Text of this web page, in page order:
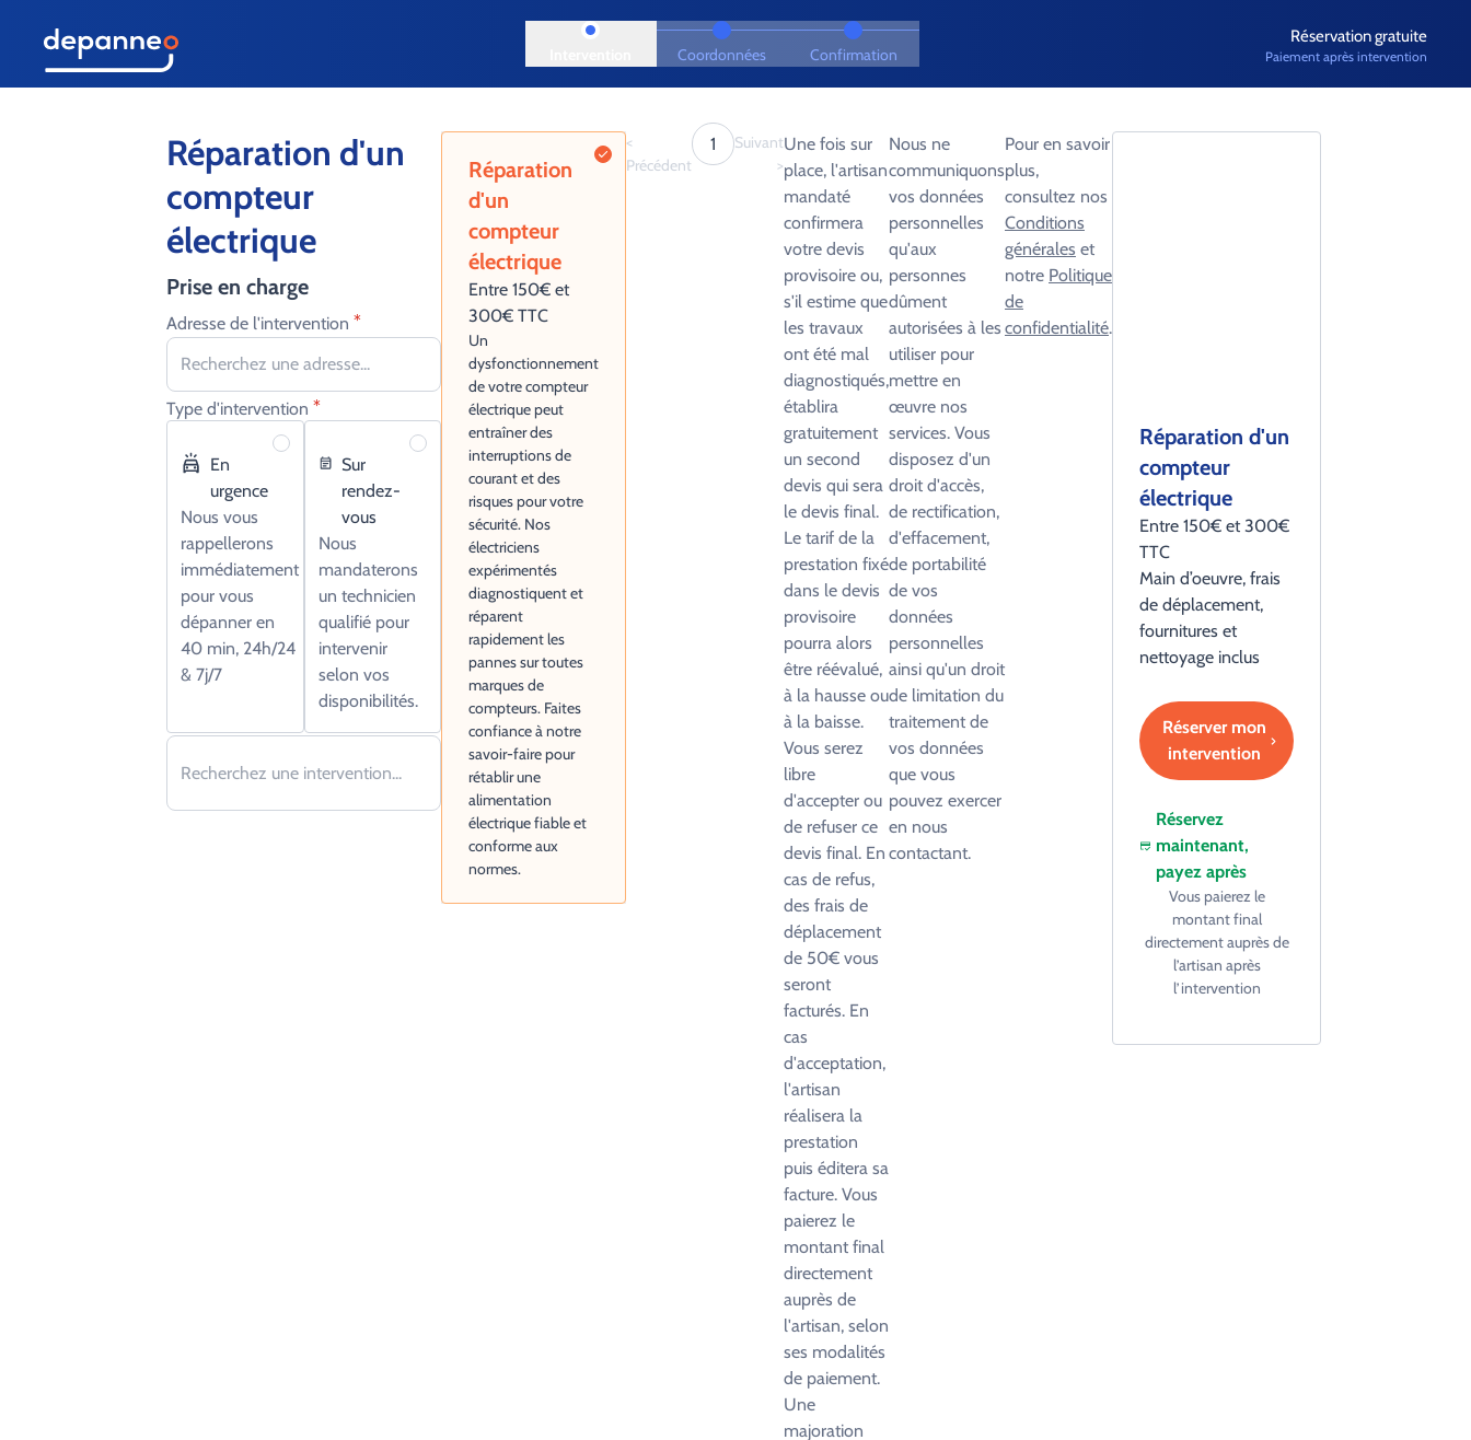
Coordonnées Confirmation
Réservation gratuite
Paiement après intervention
Réparation d'un
compteur
électrique
Prise en charge
Adresse de l'intervention *
Type d'intervention *
En
urgence
Nous vous
rappellerons
immédiatement
pour vous
dépanner en
40 min, 24h/24
& 7j/7
Sur
rendez-
vous
Nous
mandaterons
un technicien
qualifié pour
intervenir
selon vos
disponibilités.
Réparation
d'un
compteur
électrique
Entre 150€ et
300€ TTC
Un
dysfonctionnement
de votre compteur
électrique peut
entraîner des
interruptions de
courant et des
risques pour votre
sécurité. Nos
électriciens
expérimentés
diagnostiquent et
réparent
rapidement les
pannes sur toutes
marques de
compteurs. Faites
confiance à notre
savoir-faire pour
rétablir une
alimentation
électrique fiable et
conforme aux
normes.
<
Précédent
1
Suivant
>
Une fois sur
place, l'artisan
mandaté
confirmera
votre devis
provisoire ou,
s'il estime que
les travaux
ont été mal
diagnostiqués,
établira
gratuitement
un second
devis qui sera
le devis final.
Le tarif de la
prestation fixé
dans le devis
provisoire
pourra alors
être réévalué,
à la hausse ou
à la baisse.
Vous serez
libre
d'accepter ou
de refuser ce
devis final. En
cas de refus,
des frais de
déplacement
de 50€ vous
seront
facturés. En
cas
d'acceptation,
l'artisan
réalisera la
prestation
puis éditera sa
facture. Vous
paierez le
montant final
directement
auprès de
l'artisan, selon
ses modalités
de paiement.
Une
majoration
Nous ne
communiquons
vos données
personnelles
qu'aux
personnes
dûment
autorisées à les
utiliser pour
mettre en
œuvre nos
services. Vous
disposez d'un
droit d'accès,
de rectification,
d'effacement,
de portabilité
de vos
données
personnelles
ainsi qu'un droit
de limitation du
traitement de
vos données
que vous
pouvez exercer
en nous
contactant.
Pour en savoir
plus,
consultez nos
Conditions
générales et
notre Politique
de
confidentialité.
Réparation d'un
compteur
électrique
Entre 150€ et 300€
TTC
Main d’oeuvre, frais
de déplacement,
fournitures et
nettoyage inclus
Réserver mon
intervention
Réservez
maintenant,
payez après
Vous paierez le
montant final
directement auprès de
l’artisan après
l’intervention